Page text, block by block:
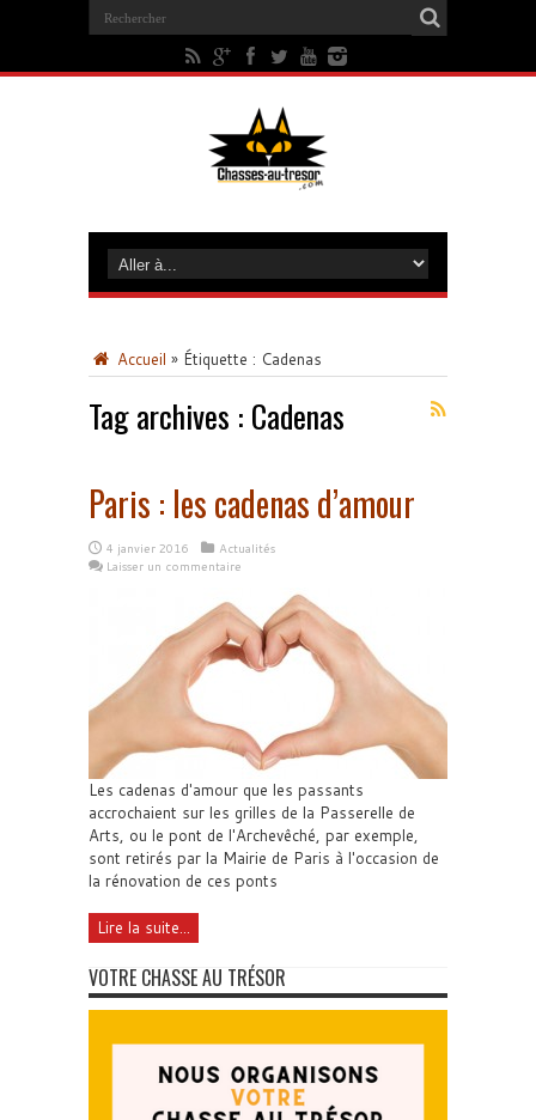
Accueil » Étiquette : Cadenas
Tag archives : Cadenas
Paris : les cadenas d’amour
4 janvier 2016
Actualités
Laisser un commentaire
Les cadenas d'amour que les passants
accrochaient sur les grilles de la Passerelle de
Arts, ou le pont de l'Archevêché, par exemple,
sont retirés par la Mairie de Paris à l'occasion de
la rénovation de ces ponts
Lire la suite...
VOTRE CHASSE AU TRÉSOR